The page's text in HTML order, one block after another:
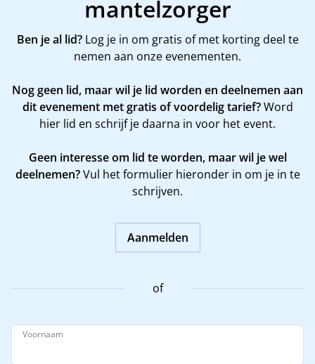
mantelzorger
Ben je al lid?Log je in om gratis of met korting deel te
nemen aan onze evenementen.
Nog geen lid, maar wil je lid worden en deelnemen aan
dit evenement met gratis of voordelig tarief?Word
hier lid en schrijf je daarna in voor het event.
Geen interesse om lid te worden, maar wil je wel
deelnemen?Vul het formulier hieronder in om je in te
schrijven.
Aanmelden
of
Voornaam